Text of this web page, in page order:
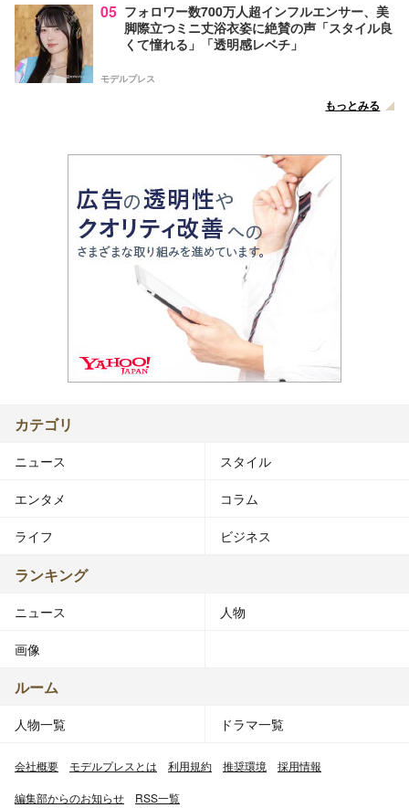
05 フォロワー数700万人超インフルエンサー、美
脚際立つミニ丈浴衣姿に絶賛の声「スタイル良
くて憧れる」「透明感レベチ」
モデルプレス
もっとみる
カテゴリ
ニュース スタイル
エンタメ コラム
ライフ ビジネス
ランキング
ニュース 人物
画像
ルーム
人物一覧 ドラマ一覧
会社概要 モデルプレスとは 利用規約 推奨環境 採用情報
編集部からのお知らせ RSS一覧